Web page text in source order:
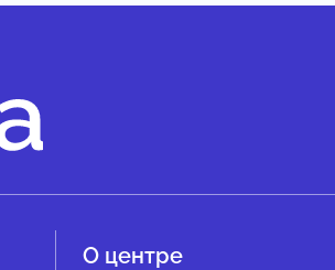
О центре